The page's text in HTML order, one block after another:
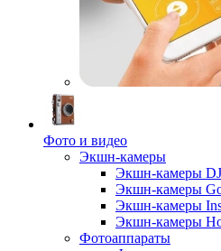
Фото и видео
Экшн-камеры
Экшн-камеры
Экшн-камеры
Экшн-камеры
Экшн-камеры
Фотоаппараты